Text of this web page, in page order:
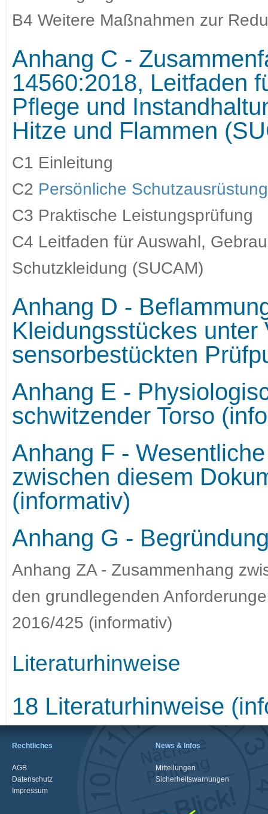
B4 Weitere Maßnahmen zur
Anhang C -
14560:2018, Leitfaden
Pflege und
Hitze und Flammen
C1 Einleitung
C2 Persönliche
C3 Praktische Leistungsprüfung
C4 Leitfaden für Auswahl,
Schutzkleidung (SUCAM)
Anhang D -
Kleidungsstückes unter
sensorbestückten
Anhang E -
schwitzender Torso
Anhang F -
zwischen diesem
(informativ)
Anhang G -
Anhang ZA - Zusammenhang
den grundlegenden
2016/425 (informativ)
Literaturhinweise
18 Literaturhinweise
Rechtliches
AGB
Datenschutz
Impressum
News & Infos
Mitteilungen
Sicherheitswarnungen